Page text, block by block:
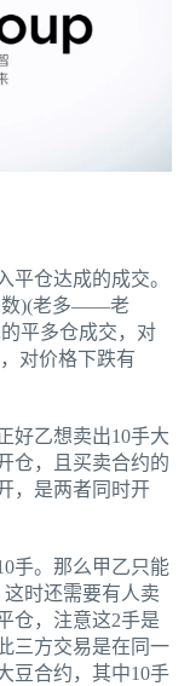
仓达成的成交。
数)(老多——老
平多仓成交，对
对价格下跌有
乙想卖出10手大
仓，且买卖合约的
，是两者同时开
。那么甲乙只能
时还需要有人卖
仓，注意这2手是
三方交易是在同一
豆合约，其中10手